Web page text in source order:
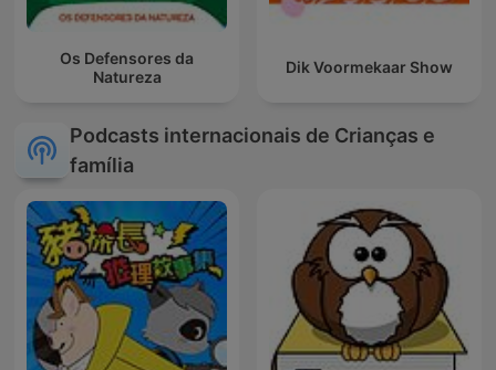
Os Defensores da
Natureza
Dik Voormekaar Show
Podcasts internacionais de Crianças e
família